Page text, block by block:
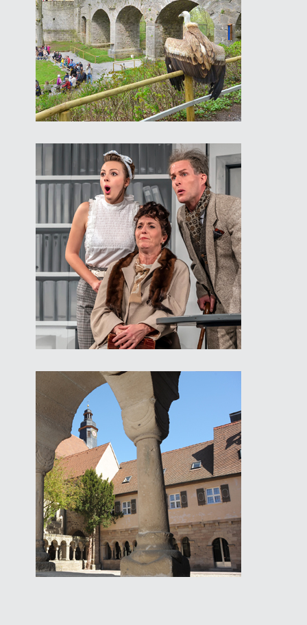
Fürstlicher Falkenhof
in Schillingsfürst
Landestheater
in Dinkelsbühl
Kreuzgangspiele
in Feuchtwangen